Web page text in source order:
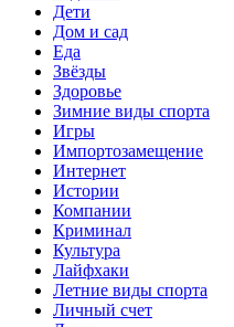
Дети
Дом и сад
Еда
Звёзды
Здоровье
Зимние виды спорта
Игры
Импортозамещение
Интернет
Истории
Компании
Криминал
Культура
Лайфхаки
Летние виды спорта
Личный счет